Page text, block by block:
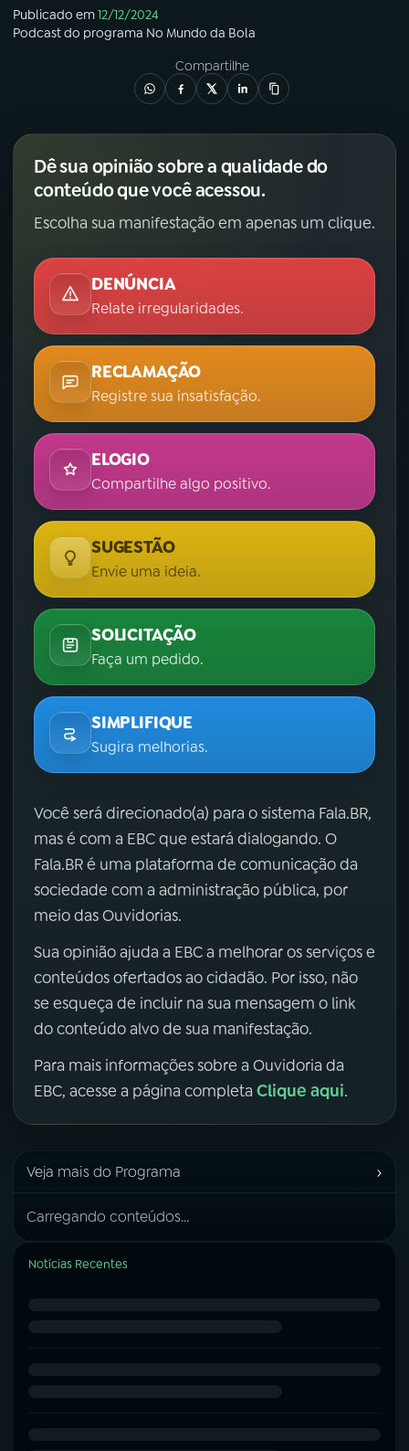
Publicado em12/12/2024
Podcastdo programa No Mundo da Bola
Compartilhe
Dê sua opinião sobre a qualidade do
conteúdo que você acessou.
Escolha sua manifestação em apenas um clique.
DENÚNCIA
Relate irregularidades.
RECLAMAÇÃO
Registre sua insatisfação.
ELOGIO
Compartilhe algo positivo.
SUGESTÃO
Envie uma ideia.
SOLICITAÇÃO
Faça um pedido.
SIMPLIFIQUE
Sugira melhorias.
Você será direcionado(a) para o sistema Fala.BR,
mas é com a EBC que estará dialogando. O
Fala.BR é uma plataforma de comunicação da
sociedade com a administração pública, por
meio das Ouvidorias.
Sua opinião ajuda a EBC a melhorar os serviços e
conteúdos ofertados ao cidadão. Por isso, não
se esqueça de incluir na sua mensagem o link
do conteúdo alvo de sua manifestação.
Para mais informações sobre a Ouvidoria da
EBC, acesse a página completa Clique aqui.
Veja mais do Programa ›
Carregando conteúdos...
Notícias Recentes